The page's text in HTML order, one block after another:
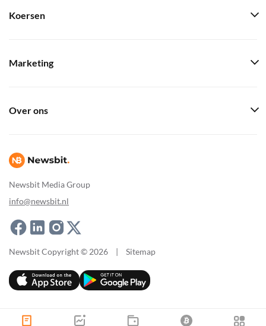
Newsbit Media Group
info@newsbit.nl
Koersen
Marketing
Over ons
Newsbit Copyright © 2026 | Sitemap